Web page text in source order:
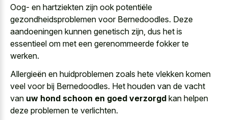
Oog- en hartziekten zijn ook potentiële
gezondheidsproblemen voor Bernedoodles. Deze
aandoeningen kunnen genetisch zijn, dus het is
essentieel om met een gerenommeerde fokker te
werken.
Allergieën en huidproblemen zoals hete vlekken komen
veel voor bij Bernedoodles. Het houden van de vacht
van uw hond schoon en goed verzorgd kan helpen
deze problemen te verlichten.